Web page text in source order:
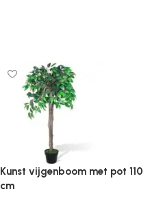
Kunst vijgenboom met pot 110
cm